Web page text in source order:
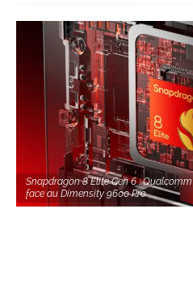
Snapdragon 8 Elite Gen 6 :
face au Dimensity 9600 Pro